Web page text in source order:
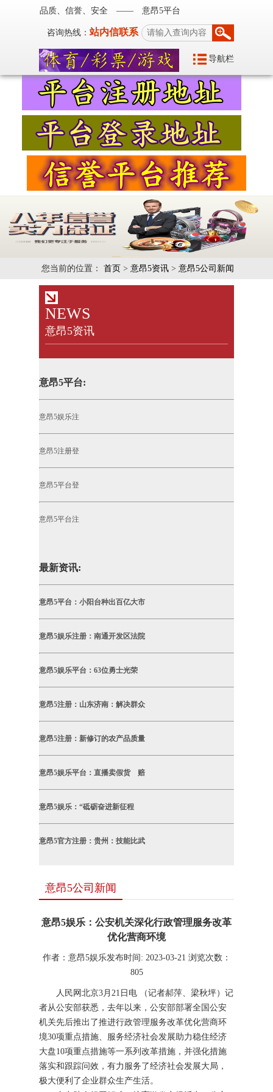
品质、信誉、安全 —— 意昂5平台
咨询热线：站内信联系
导航栏
您当前的位置： 首页 > 意昂5资讯 > 意昂5公司新闻
NEWS
意昂5资讯
意昂5平台:
意昂5娱乐注
意昂5注册登
意昂5平台登
意昂5平台注
最新资讯:
意昂5平台：小阳台种出百亿大市
意昂5娱乐注册：南通开发区法院
意昂5娱乐平台：63位勇士光荣
意昂5注册：山东济南：解决群众
意昂5注册：新修订的农产品质量
意昂5娱乐平台：直播卖假货 赔
意昂5娱乐：“砥砺奋进新征程
意昂5官方注册：贵州：技能比武
意昂5公司新闻
意昂5娱乐：公安机关深化行政管理服务改革
优化营商环境
作者：意昂5娱乐发布时间: 2023-03-21 浏览次数：
805
人民网北京3月21日电 （记者郝萍、梁秋坪）记
者从公安部获悉，去年以来，公安部部署全国公安
机关先后推出了推进行政管理服务改革优化营商环
境30项重点措施、服务经济社会发展助力稳住经济
大盘10项重点措施等一系列改革措施，并强化措施
落实和跟踪问效，有力服务了经济社会发展大局，
极大便利了企业群众生产生活。